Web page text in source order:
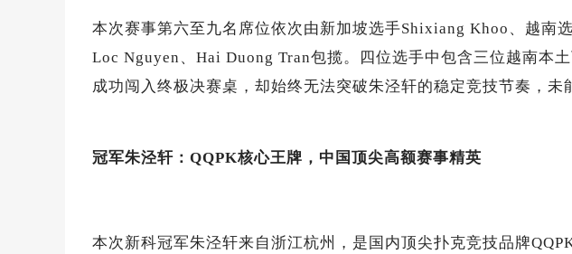
本次赛事第六至九名席位依次由新加坡选手Shixiang Khoo、越南
Loc Nguyen、Hai Duong Tran包揽。四位选手中包含三位越南本
成功闯入终极决赛桌，却始终无法突破朱泾轩的稳定竞技节奏，未
冠军朱泾轩：QQPK核心王牌，中国顶尖高额赛事精英
本次新科冠军朱泾轩来自浙江杭州，是国内顶尖扑克竞技品牌